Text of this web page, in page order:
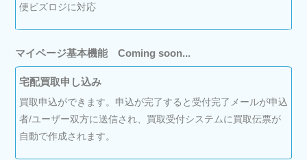
便ビズロジに対応
マイページ基本機能 Coming soon...
宅配買取申し込み
買取申込ができます。申込が完了すると受付完了メールが申込
者/ユーザー双方に送信され、買取受付システムに買取伝票が
自動で作成されます。